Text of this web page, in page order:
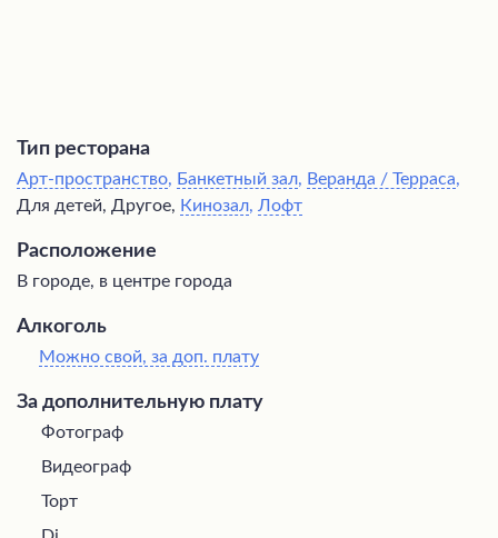
Тип ресторана
Арт-пространство, Банкетный зал, Веранда / Терраса,
Для детей, Другое, Кинозал, Лофт
Расположение
В городе, в центре города
Алкоголь
Можно свой, за доп. плату
За дополнительную плату
Фотограф
Видеограф
Торт